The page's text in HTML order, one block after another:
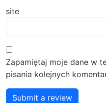
site
Zapamiętaj moje dane w
pisania kolejnych
Submit a review